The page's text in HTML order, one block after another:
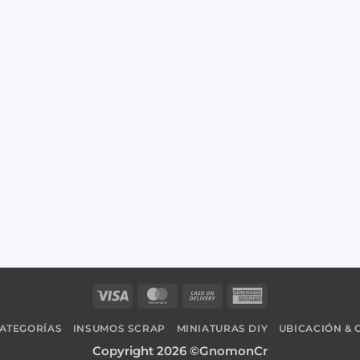
Visa MasterCard
Cash
Delivery
INSUMOS SCRAP MINIATURAS DIY UBICACIÓN &
Copyright 2026 ©GnomonCr